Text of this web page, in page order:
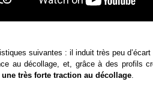
suivantes : il induit très peu
au décollage, et, grâce à des profils
très forte traction au décollage.